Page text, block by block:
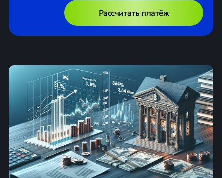
Рассчитать платёж